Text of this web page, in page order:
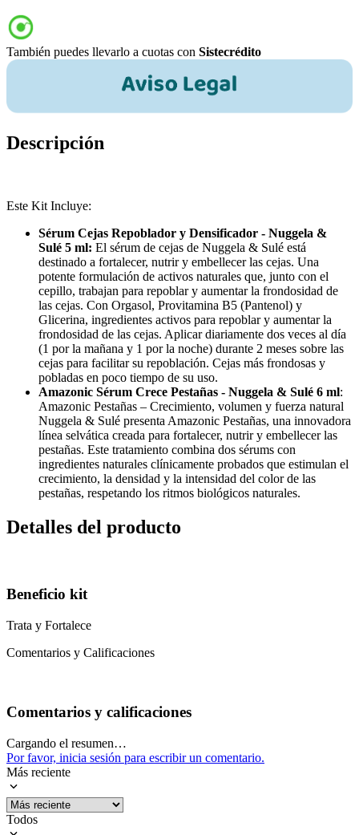
También puedes llevarlo a cuotas con Sistecrédito
Descripción
Este Kit Incluye:
Sérum Cejas Repoblador y Densificador - Nuggela &
Sulé 5 ml: El sérum de cejas de Nuggela & Sulé está
destinado a fortalecer, nutrir y embellecer las cejas. Una
potente formulación de activos naturales que, junto con el
cepillo, trabajan para repoblar y aumentar la frondosidad de
las cejas. Con Orgasol, Provitamina B5 (Pantenol) y
Glicerina, ingredientes activos para repoblar y aumentar la
frondosidad de las cejas. Aplicar diariamente dos veces al día
(1 por la mañana y 1 por la noche) durante 2 meses sobre las
cejas para facilitar su repoblación. Cejas más frondosas y
pobladas en poco tiempo de su uso.
Amazonic Sérum Crece Pestañas - Nuggela & Sulé 6 ml:
Amazonic Pestañas – Crecimiento, volumen y fuerza natural
Nuggela & Sulé presenta Amazonic Pestañas, una innovadora
línea selvática creada para fortalecer, nutrir y embellecer las
pestañas. Este tratamiento combina dos sérums con
ingredientes naturales clínicamente probados que estimulan el
crecimiento, la densidad y la intensidad del color de las
pestañas, respetando los ritmos biológicos naturales.
Detalles del producto
Beneficio kit
Trata y Fortalece
Comentarios y Calificaciones
Comentarios y calificaciones
Cargando el resumen…
Por favor, inicia sesión para escribir un comentario.
Más reciente
Todos